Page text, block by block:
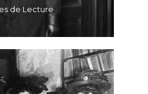
de Lecture